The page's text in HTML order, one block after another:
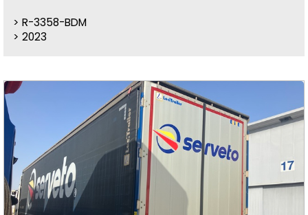
R-3358-BDM
2023